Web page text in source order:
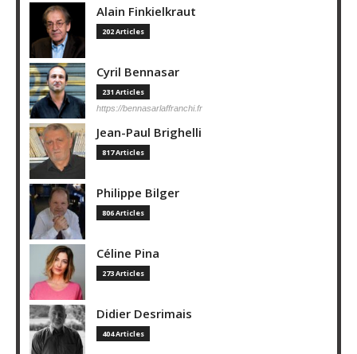
Alain Finkielkraut
202 Articles
Cyril Bennasar
231 Articles
https://bennasarlaffranchi.fr
Jean-Paul Brighelli
817 Articles
Philippe Bilger
806 Articles
Céline Pina
273 Articles
Didier Desrimais
404 Articles